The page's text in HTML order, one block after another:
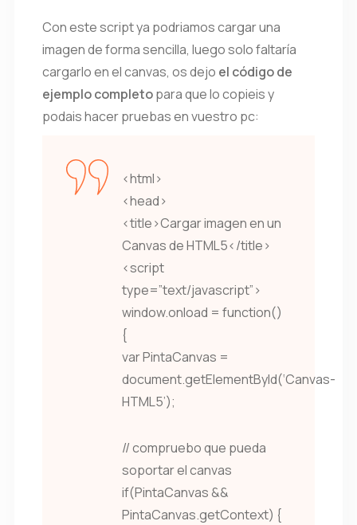
Con este script ya podriamos cargar una
imagen de forma sencilla, luego solo faltaría
cargarlo en el canvas, os dejo el código de
ejemplo completopara que lo copieis y
podais hacer pruebas en vuestro pc:
<html>
<head>
<title>Cargar imagen en un
Canvas de HTML5</title>
<script
type=”text/javascript”>
window.onload = function()
{
var PintaCanvas =
document.getElementById(‘Canvas-
HTML5’);
// compruebo que pueda
soportar el canvas
if(PintaCanvas &&
PintaCanvas.getContext) {